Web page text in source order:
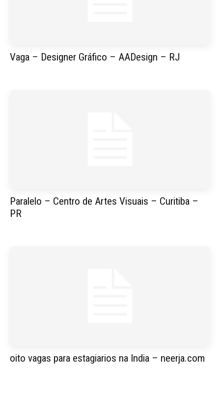
Vaga – Designer Gráfico – AADesign – RJ
Paralelo – Centro de Artes Visuais – Curitiba –
PR
oito vagas para estagiarios na India – neerja.com